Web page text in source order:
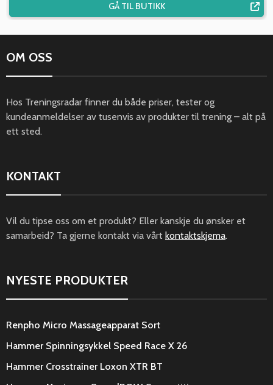
GÅ TIL BUTIKK
OM OSS
Hos Treningsradar finner du både priser, tester og
kundeanmeldelser av tusenvis av produkter til trening – alt på
ett sted.
KONTAKT
Vil du tipse oss om et produkt? Eller kanskje du ønsker et
samarbeid? Ta gjerne kontakt via vårt kontaktskjema.
NYESTE PRODUKTER
Renpho Micro Massageapparat Sort
Hammer Spinningsykkel Speed Race X 26
Hammer Crosstrainer Loxon XTR BT